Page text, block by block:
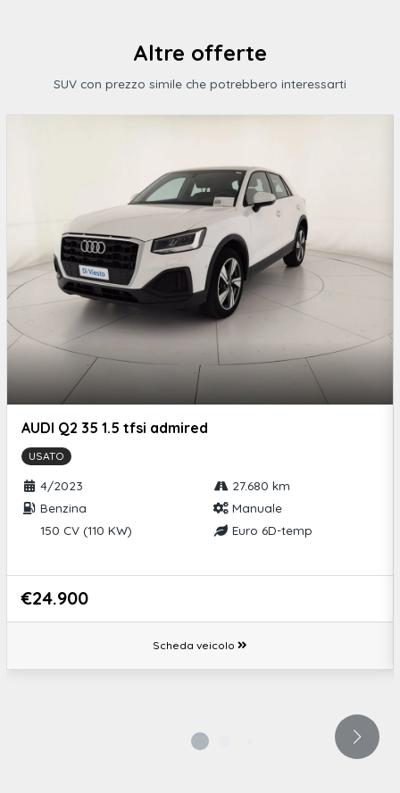
Altre offerte
SUV con prezzo simile che potrebbero interessarti
AUDI Q2 35 1.5 tfsi admired
USATO
4/2023
27.680 km
Benzina
Manuale
150 CV (110 KW)
Euro 6D-temp
€24.900
Scheda veicolo